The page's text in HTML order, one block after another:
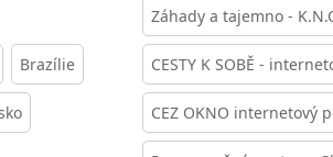
Brazílie
Záhady a tajemno -
CESTY K SOBĚ -
CEZ OKNO internetový